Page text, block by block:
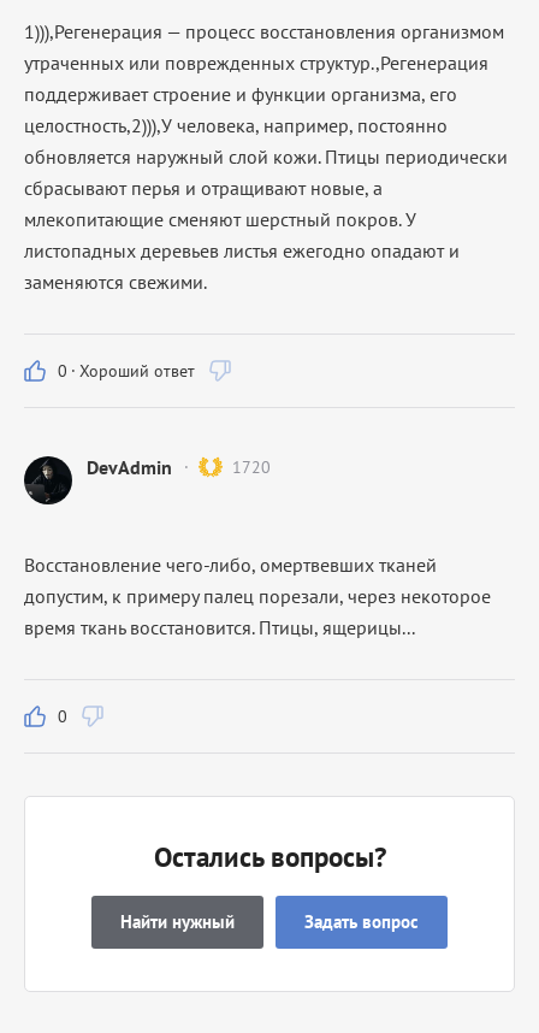
1))),Регенерация — процесс восстановления организмом
утраченных или поврежденных структур.,Регенерация
поддерживает строение и функции организма, его
целостность,2))),У человека, например, постоянно
обновляется наружный слой кожи. Птицы периодически
сбрасывают перья и отращивают новые, а
млекопитающие сменяют шерстный покров. У
листопадных деревьев листья ежегодно опадают и
заменяются свежими.
0 · Хороший ответ
DevAdmin 1720
Восстановление чего-либо, омертвевших тканей
допустим, к примеру палец порезали, через некоторое
время ткань восстановится. Птицы, ящерицы...
0
Остались вопросы?
Найти нужный Задать вопрос